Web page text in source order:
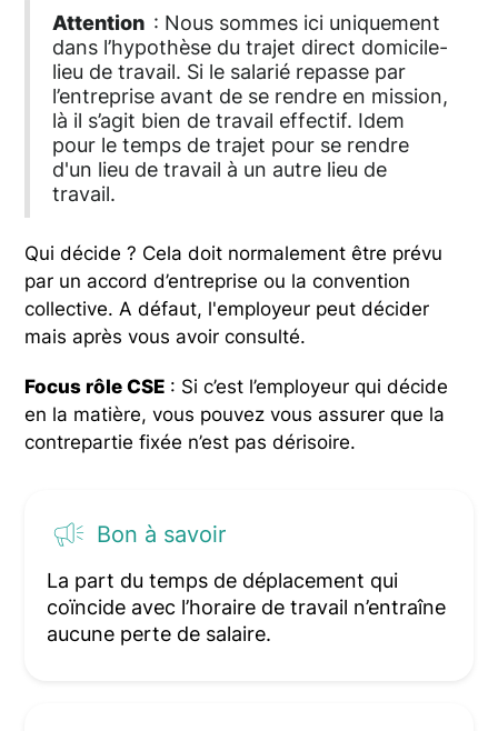
Attention : Nous sommes ici uniquement
dans l’hypothèse du trajet direct domicile-
lieu de travail. Si le salarié repasse par
l’entreprise avant de se rendre en mission,
là il s’agit bien de travail effectif. Idem
pour le temps de trajet pour se rendre
d'un lieu de travail à un autre lieu de
travail.
Qui décide ? Cela doit normalement être prévu
par un accord d’entreprise ou la convention
collective. A défaut, l'employeur peut décider
mais après vous avoir consulté.
Focus rôle CSE : Si c’est l’employeur qui décide
en la matière, vous pouvez vous assurer que la
contrepartie fixée n’est pas dérisoire.
Bon à savoir
La part du temps de déplacement qui
coïncide avec l’horaire de travail n’entraîne
aucune perte de salaire.